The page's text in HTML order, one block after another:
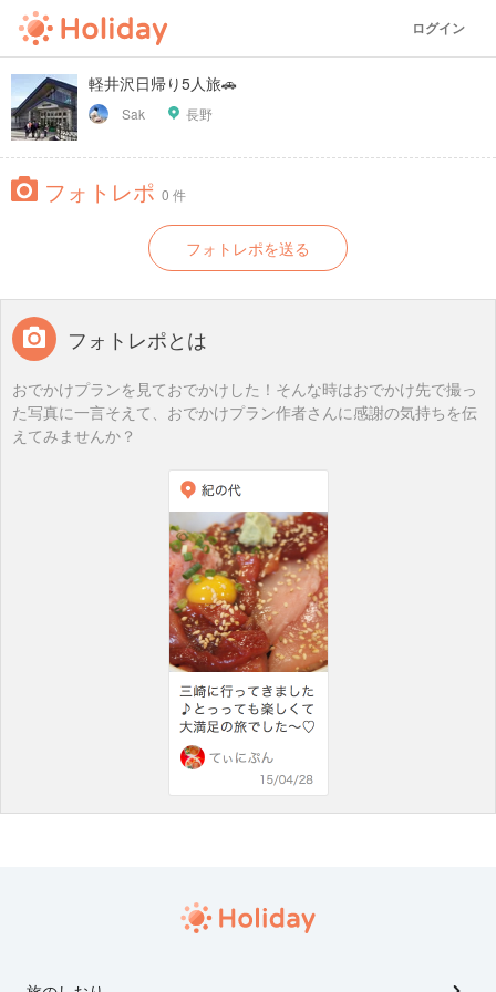
ログイン
軽井沢日帰り5人旅🚗
Sak 長野
フォトレポ 0 件
フォトレポを送る
フォトレポとは
おでかけプランを見ておでかけした！そんな時はおでかけ先で撮っ
た写真に一言そえて、おでかけプラン作者さんに感謝の気持ちを伝
えてみませんか？